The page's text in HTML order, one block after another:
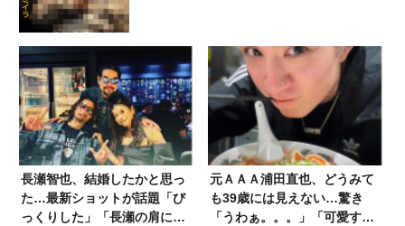
長瀬智也、結婚したかと思っ
た…最新ショットが話題「び
っくりした」「長瀬の肩に置
元ＡＡＡ浦田直也、どうみて
も39歳には見えない…驚き
「うわぁ。。。」「可愛すぎ